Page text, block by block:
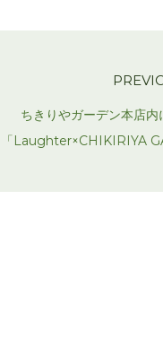
ちきりやガーデン本店
「Laughter×CHIKIRIYA